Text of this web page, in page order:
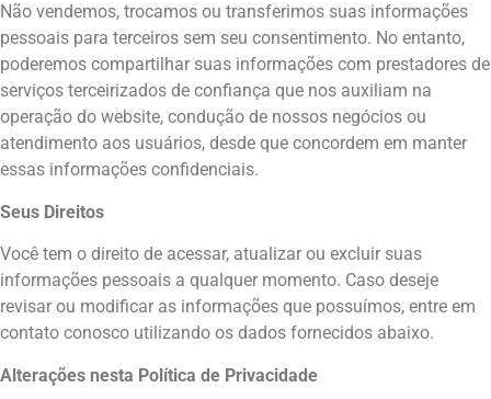
Não vendemos, trocamos ou transferimos suas informações
pessoais para terceiros sem seu consentimento. No entanto,
poderemos compartilhar suas informações com prestadores de
serviços terceirizados de confiança que nos auxiliam na
operação do website, condução de nossos negócios ou
atendimento aos usuários, desde que concordem em manter
essas informações confidenciais.
Seus Direitos
Você tem o direito de acessar, atualizar ou excluir suas
informações pessoais a qualquer momento. Caso deseje
revisar ou modificar as informações que possuímos, entre em
contato conosco utilizando os dados fornecidos abaixo.
Alterações nesta Política de Privacidade